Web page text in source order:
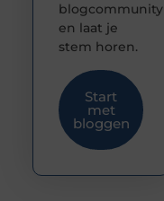
blogcommunity
en laat je
stem horen.
Start
met
bloggen